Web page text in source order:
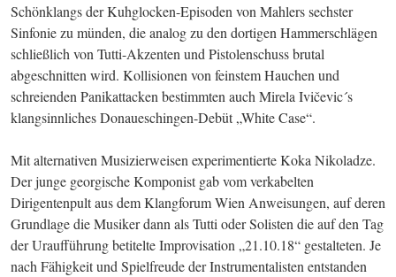
Schönklangs der Kuhglocken-Episoden von Mahlers sechster
Sinfonie zu münden, die analog zu den dortigen Hammerschlägen
schließlich von Tutti-Akzenten und Pistolenschuss brutal
abgeschnitten wird. Kollisionen von feinstem Hauchen und
schreienden Panikattacken bestimmten auch Mirela Ivičevic´s
klangsinnliches Donaueschingen-Debüt „White Case“.
Mit alternativen Musizierweisen experimentierte Koka Nikoladze.
Der junge georgische Komponist gab vom verkabelten
Dirigentenpult aus dem Klangforum Wien Anweisungen, auf deren
Grundlage die Musiker dann als Tutti oder Solisten die auf den Tag
der Uraufführung betitelte Improvisation „21.10.18“ gestalteten. Je
nach Fähigkeit und Spielfreude der Instrumentalisten entstanden